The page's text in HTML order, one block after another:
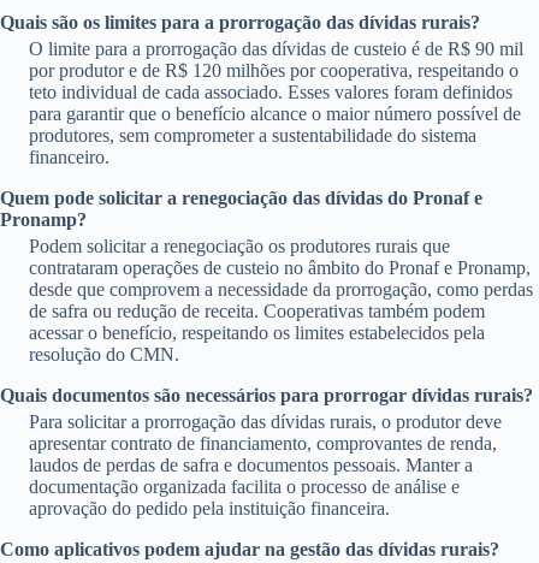
Quais são os limites para a prorrogação das dívidas rurais?
O limite para a prorrogação das dívidas de custeio é de R$ 90 mil
por produtor e de R$ 120 milhões por cooperativa, respeitando o
teto individual de cada associado. Esses valores foram definidos
para garantir que o benefício alcance o maior número possível de
produtores, sem comprometer a sustentabilidade do sistema
financeiro.
Quem pode solicitar a renegociação das dívidas do Pronaf e
Pronamp?
Podem solicitar a renegociação os produtores rurais que
contrataram operações de custeio no âmbito do Pronaf e Pronamp,
desde que comprovem a necessidade da prorrogação, como perdas
de safra ou redução de receita. Cooperativas também podem
acessar o benefício, respeitando os limites estabelecidos pela
resolução do CMN.
Quais documentos são necessários para prorrogar dívidas rurais?
Para solicitar a prorrogação das dívidas rurais, o produtor deve
apresentar contrato de financiamento, comprovantes de renda,
laudos de perdas de safra e documentos pessoais. Manter a
documentação organizada facilita o processo de análise e
aprovação do pedido pela instituição financeira.
Como aplicativos podem ajudar na gestão das dívidas rurais?